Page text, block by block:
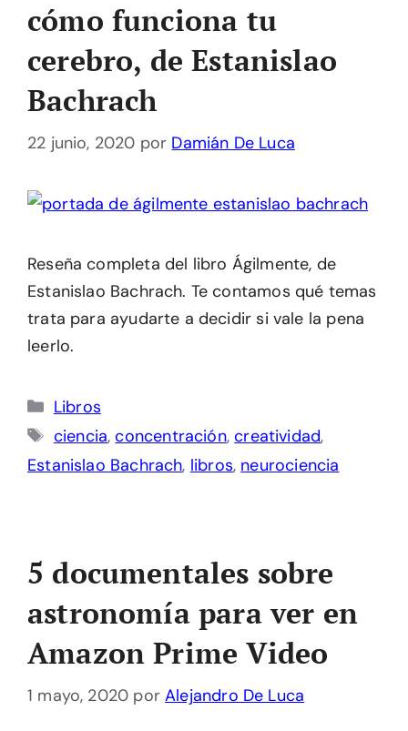
cómo funciona tu
cerebro, de Estanislao
Bachrach
22 junio, 2020 por Damián De Luca
Reseña completa del libro Ágilmente, de
Estanislao Bachrach. Te contamos qué temas
trata para ayudarte a decidir si vale la pena
leerlo.
Categorías
Libros
Etiquetas
ciencia,concentración,creatividad,
Estanislao Bachrach, libros, neurociencia
5 documentales sobre
astronomía para ver en
Amazon Prime Video
1 mayo, 2020 porAlejandro De Luca